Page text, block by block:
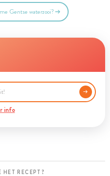
Gentse waterzooi?
info
HET RECEPT?